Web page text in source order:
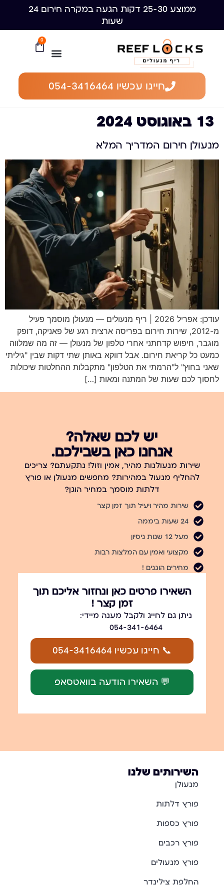
ממוצע 25-30 דקות הגעה במקרה חירום 24
שעות
0
חייגו עכשיו 054-3416464
13 באוגוסט 2024
מנעולן חירום המדריך המלא
עודכן: אפריל 2026 | ריף מנעולים — מנעולן מוסמך פעיל
מ-2012, שירות חירום בפריסה ארצית רגע של פאניקה, דופק
מוגבר, חיפוש קדחתני אחרי טלפון של מנעולן — זה מה שמלווה
כמעט כל קריאת חירום. אבל דווקא באותן שתי דקות שבין "גיליתי
שאני בחוץ" ל"הרמתי את הטלפון" מתקבלות ההחלטות שיכולות
לחסוך לכם שעות של המתנה ומאות […]
יש לכם שאלה?
אנחנו כאן בשבילכם.
שירות מנעולנות מהיר, אמין וזול! נתקעתם? צריכים
להחליף מנעול במהירות? מחפשים מנעולן או פורץ
דלתות מוסמך במחיר הוגן?
שירות מהיר ויעיל תוך זמן קצר
24 שעות ביממה
מעל 12 שנות ניסיון
מקצועי ואמין עם המלצות רבות
מחירים הוגנים !
השאירו פרטים כאן ונחזור אליכם תוך
זמן קצר !
ניתן גם לחייג ולקבל מענה מיידי:
054-341-6464
📞 חייגו עכשיו 054-3416464
💬 השאירו הודעה בוואטסאפ
השירותים שלנו
מנעולן
פורץ דלתות
פורץ כספות
פורץ רכבים
פורץ מנעולים
החלפת צילינדר